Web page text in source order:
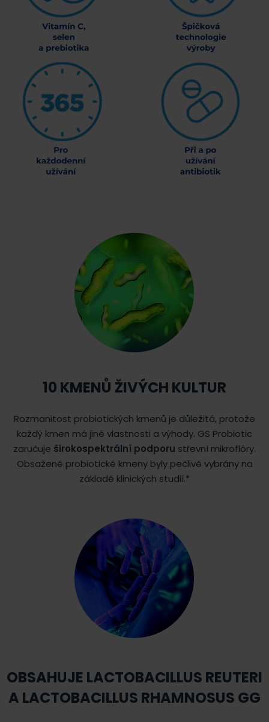
10 KMENŮ ŽIVÝCH KULTUR
Rozmanitost probiotických kmenů je důležitá, protože
každý kmen má jiné vlastnosti a výhody. GS Probiotic
zaručuje širokospektrální podporu střevní mikroflóry.
Obsažené probiotické kmeny byly pečlivě vybrány na
základě klinických studií.*
OBSAHUJE LACTOBACILLUS REUTERI
A LACTOBACILLUS RHAMNOSUS GG